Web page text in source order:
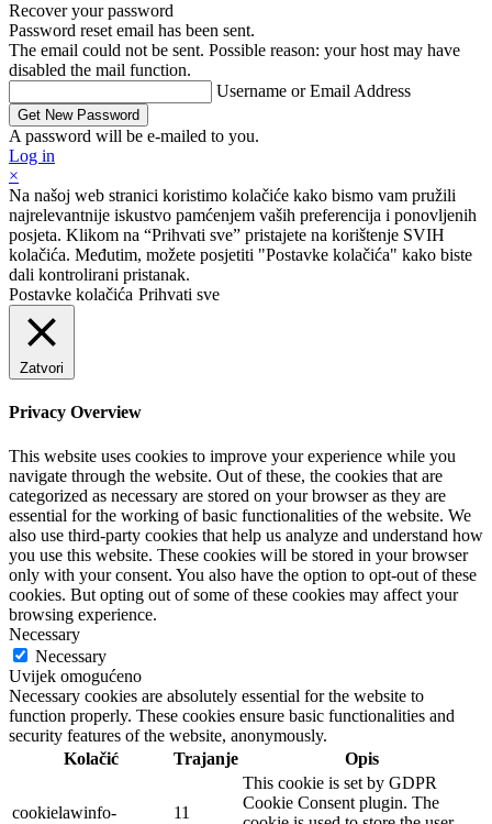
Recover your password
Password reset email has been sent.
The email could not be sent. Possible reason: your host may have
disabled the mail function.
Username or Email Address
A password will be e-mailed to you.
Log in
×
Na našoj web stranici koristimo kolačiće kako bismo vam pružili
najrelevantnije iskustvo pamćenjem vaših preferencija i ponovljenih
posjeta. Klikom na “Prihvati sve” pristajete na korištenje SVIH
kolačića. Međutim, možete posjetiti "Postavke kolačića" kako biste
dali kontrolirani pristanak.
Postavke kolačića Prihvati sve
Zatvori
Privacy Overview
This website uses cookies to improve your experience while you
navigate through the website. Out of these, the cookies that are
categorized as necessary are stored on your browser as they are
essential for the working of basic functionalities of the website. We
also use third-party cookies that help us analyze and understand how
you use this website. These cookies will be stored in your browser
only with your consent. You also have the option to opt-out of these
cookies. But opting out of some of these cookies may affect your
browsing experience.
Necessary
Necessary
Uvijek omogućeno
Necessary cookies are absolutely essential for the website to
function properly. These cookies ensure basic functionalities and
security features of the website, anonymously.
Kolačić
Trajanje Opis
cookielawinfo-
11
This cookie is set by GDPR
Cookie Consent plugin. The